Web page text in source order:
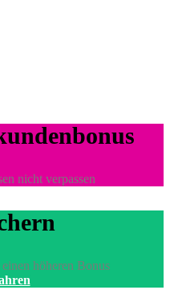
nicht verpassen
höheren Bonus